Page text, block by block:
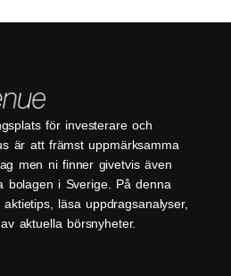
för investerare och
är att främst uppmärksamma
men ni finner givetvis även
bolagen i Sverige. På denna
läsa uppdragsanalyser,
aktuella börsnyheter.